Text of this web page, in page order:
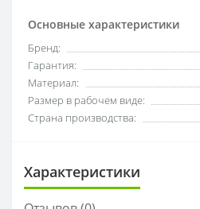
Основные характеристики
Бренд:
Гарантия:
Материал:
Размер в рабочем виде:
Страна производства:
Характеристики